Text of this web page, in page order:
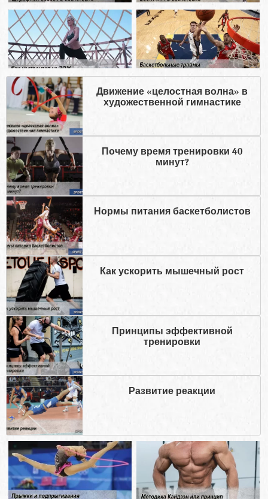
Движение «целостная волна» в
художественной гимнастике
Почему время тренировки 40
минут?
Нормы питания баскетболистов
Как ускорить мышечный рост
Принципы эффективной
тренировки
Развитие реакции